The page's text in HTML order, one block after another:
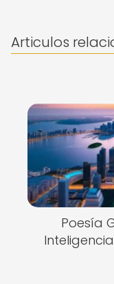
Articulos
Poesía